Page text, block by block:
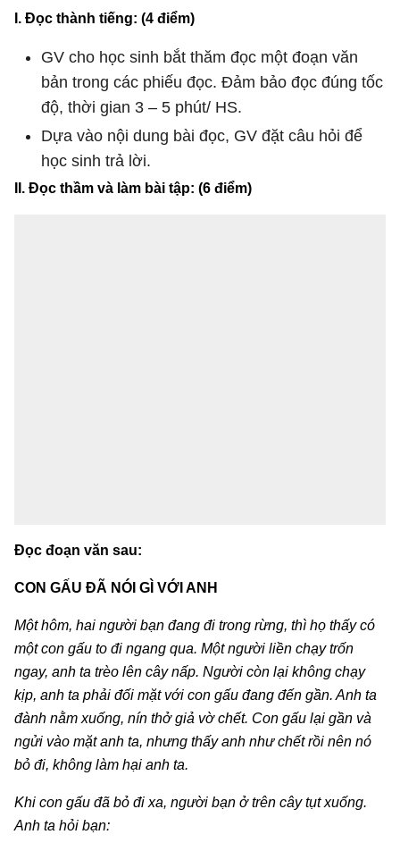
I. Đọc thành tiếng: (4 điểm)
GV cho học sinh bắt thăm đọc một đoạn văn
bản trong các phiếu đọc. Đảm bảo đọc đúng tốc
độ, thời gian 3 – 5 phút/ HS.
Dựa vào nội dung bài đọc, GV đặt câu hỏi để
học sinh trả lời.
II. Đọc thầm và làm bài tập: (6 điểm)
Đọc đoạn văn sau:
CON GẤU ĐÃ NÓI GÌ VỚI ANH
Một hôm, hai người bạn đang đi trong rừng, thì họ thấy có
một con gấu to đi ngang qua. Một người liền chạy trốn
ngay, anh ta trèo lên cây nấp. Người còn lại không chạy
kịp, anh ta phải đối mặt với con gấu đang đến gần. Anh ta
đành nằm xuống, nín thở giả vờ chết. Con gấu lại gần và
ngửi vào mặt anh ta, nhưng thấy anh như chết rồi nên nó
bỏ đi, không làm hại anh ta.
Khi con gấu đã bỏ đi xa, người bạn ở trên cây tụt xuống.
Anh ta hỏi bạn: